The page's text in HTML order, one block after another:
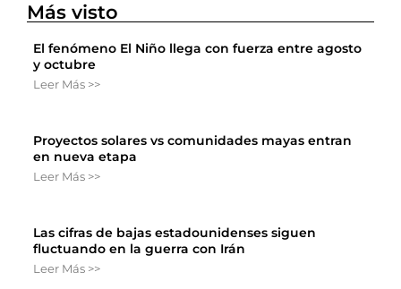
Más visto
El fenómeno El Niño llega con fuerza entre agosto
y octubre
Leer Más >>
Proyectos solares vs comunidades mayas entran
en nueva etapa
Leer Más >>
Las cifras de bajas estadounidenses siguen
fluctuando en la guerra con Irán
Leer Más >>